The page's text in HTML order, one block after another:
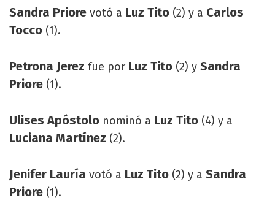
Sandra Priore votó a Luz Tito (2) y a Carlos
Tocco (1).
Petrona Jerez fue por Luz Tito (2) y Sandra
Priore (1).
Ulises Apóstolo nominó a Luz Tito (4) y a
Luciana Martínez (2).
Jenifer Lauría votó a Luz Tito (2) y a Sandra
Priore (1).